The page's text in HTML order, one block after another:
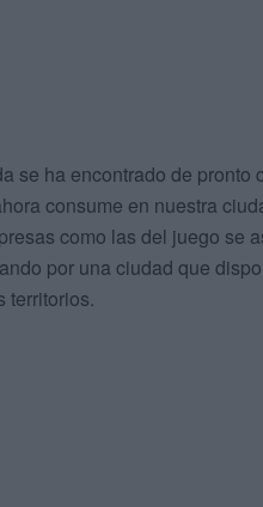
se ha encontrado de
consume en nuestra
como las del juego se
por una ciudad que
territorios.